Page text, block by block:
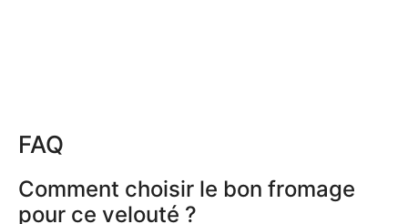
FAQ
Comment choisir le bon fromage
pour ce velouté ?